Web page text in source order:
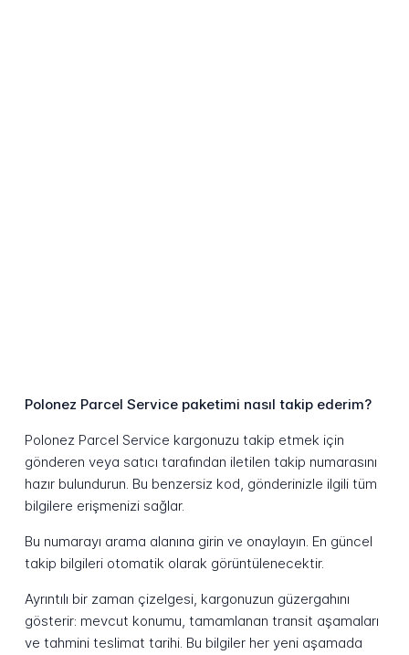
Polonez Parcel Service paketimi nasıl takip ederim?
Polonez Parcel Service kargonuzu takip etmek için
gönderen veya satıcı tarafından iletilen takip numarasını
hazır bulundurun. Bu benzersiz kod, gönderinizle ilgili tüm
bilgilere erişmenizi sağlar.
Bu numarayı arama alanına girin ve onaylayın. En güncel
takip bilgileri otomatik olarak görüntülenecektir.
Ayrıntılı bir zaman çizelgesi, kargonuzun güzergahını
gösterir: mevcut konumu, tamamlanan transit aşamaları
ve tahmini teslimat tarihi. Bu bilgiler her yeni aşamada